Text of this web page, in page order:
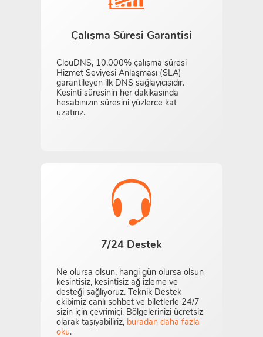
Çalışma Süresi Garantisi
ClouDNS, 10,000% çalışma süresi
Hizmet Seviyesi Anlaşması (SLA)
garantileyen ilk DNS sağlayıcısıdır.
Kesinti süresinin her dakikasında
hesabınızın süresini yüzlerce kat
uzatırız.
7/24 Destek
Ne olursa olsun, hangi gün olursa olsun
kesintisiz, kesintisiz ağ izleme ve
desteği sağlıyoruz. Teknik Destek
ekibimiz canlı sohbet ve biletlerle 24/7
sizin için çevrimiçi. Bölgelerinizi ücretsiz
olarak taşıyabiliriz, buradan daha fazla
oku.